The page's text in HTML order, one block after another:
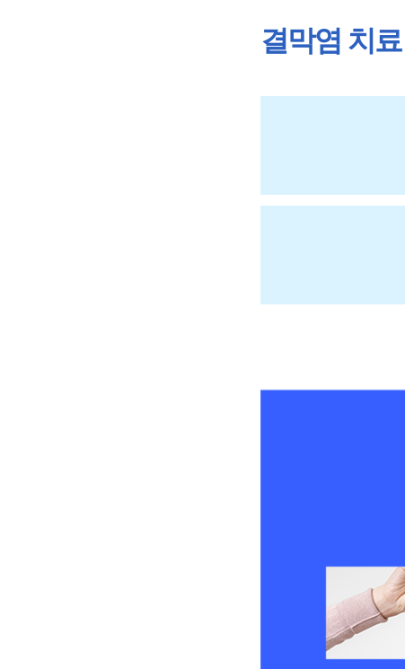
결막염 치료